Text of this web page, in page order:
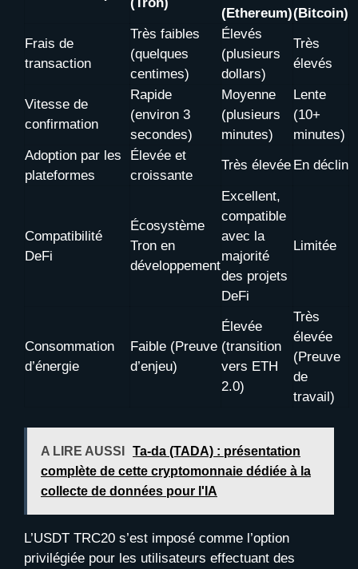
(Ethereum)(Bitcoin)
Frais de
transaction
Très faibles
(quelques
centimes)
Élevés
(plusieurs
dollars)
Très
élevés
Vitesse de
confirmation
Rapide
(environ 3
secondes)
Moyenne
(plusieurs
minutes)
Lente
(10+
minutes)
Adoption par les
plateformes
Élevée et
croissante
Très élevée En déclin
Compatibilité
DeFi
Écosystème
Tron en
développement
Excellent,
compatible
avec la
majorité
des projets
DeFi
Limitée
Consommation
d’énergie
Faible (Preuve
d’enjeu)
Élevée
(transition
vers ETH
2.0)
Très
élevée
(Preuve
de
travail)
A LIRE AUSSI
Ta-da (TADA) : présentation
complète de cette cryptomonnaie dédiée à la
collecte de données pour l'IA
L’USDT TRC20 s’est imposé comme l’option
privilégiée pour les utilisateurs effectuant des